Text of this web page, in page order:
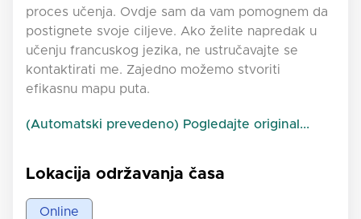
proces učenja. Ovdje sam da vam pomognem da
postignete svoje ciljeve. Ako želite napredak u
učenju francuskog jezika, ne ustručavajte se
kontaktirati me. Zajedno možemo stvoriti
efikasnu mapu puta.
(Automatski prevedeno) Pogledajte original...
Lokacija održavanja časa
Online